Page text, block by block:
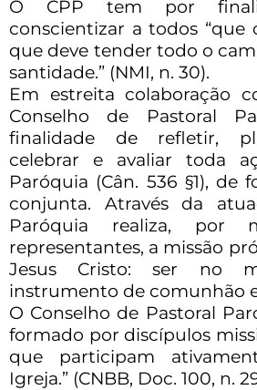
O CPP tem por
conscientizar a todos “que
que deve tender todo o
santidade.” (NMI, n. 30).
Em estreita colaboração
Conselho de Pastoral
finalidade de refletir,
celebrar e avaliar toda
Paróquia (Cân. 536 §1), de
conjunta. Através da
Paróquia realiza, por
representantes, a missão
Jesus Cristo: ser no
instrumento de comunhão
O Conselho de Pastoral
formado por discípulos
que participam
Igreja.” (CNBB, Doc. 100, n.